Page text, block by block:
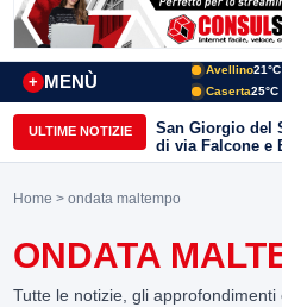
MENÙ
+
Avellino21°C
Caserta25°C
ULTIME NOTIZIE
San Giorgio del
di via Falcone e
Lombardi
Home > ondata maltempo
ONDATA
Tutte le notizie, gli